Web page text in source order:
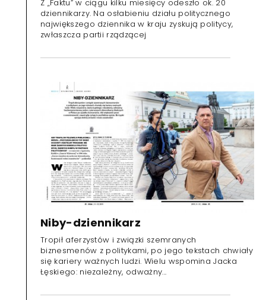
Z „Faktu” w ciągu kilku miesięcy odeszło ok. 20
dziennikarzy. Na osłabieniu działu politycznego
największego dziennika w kraju zyskują politycy,
zwłaszcza partii rządzącej
Niby-dziennikarz
Tropił aferzystów i związki szemranych
biznesmenów z politykami, po jego tekstach chwiały
się kariery ważnych ludzi. Wielu wspomina Jacka
Łęskiego: niezależny, odważny...